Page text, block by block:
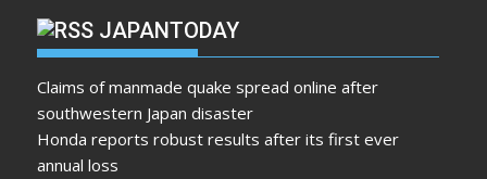
JAPANTODAY
Claims of manmade quake spread online after
southwestern Japan disaster
Honda reports robust results after its first ever
annual loss